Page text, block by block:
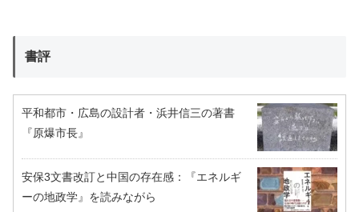
書評
平和都市・広島の設計者・浜井信三の著書
『原爆市長』
安保3文書改訂と中国の存在感：『エネルギ
ーの地政学』を読みながら